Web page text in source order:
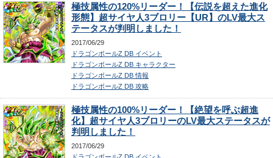
極技属性の120%リーダー！【伝説を超えた進化
形態】超サイヤ人3ブロリー【UR】のLV最大ス
テータスが判明しました！
2017/06/29
ドラゴンボールZ DB イベント
ドラゴンボールZ DB キャラクター
ドラゴンボールZ DB 情報
ドラゴンボールZ DB 攻略
極技属性の100%リーダー！【絶望を呼ぶ超進
化】超サイヤ人3ブロリーのLV最大ステータスが
判明しました！
2017/06/29